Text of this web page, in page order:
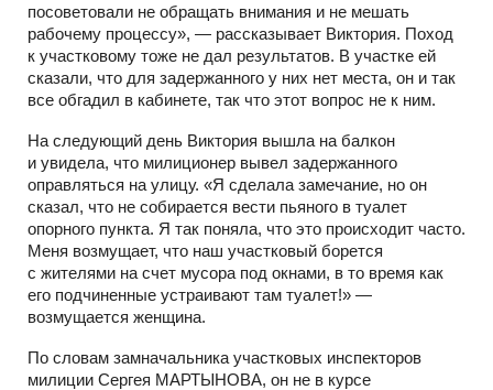
посоветовали не обращать внимания и не мешать
рабочему процессу», — рассказывает Виктория. Поход
к участковому тоже не дал результатов. В участке ей
сказали, что для задержанного у них нет места, он и так
все обгадил в кабинете, так что этот вопрос не к ним.
На следующий день Виктория вышла на балкон
и увидела, что милиционер вывел задержанного
оправляться на улицу. «Я сделала замечание, но он
сказал, что не собирается вести пьяного в туалет
опорного пункта. Я так поняла, что это происходит часто.
Меня возмущает, что наш участковый борется
с жителями на счет мусора под окнами, в то время как
его подчиненные устраивают там туалет!» —
возмущается женщина.
По словам замначальника участковых инспекторов
милиции Сергея МАРТЫНОВА, он не в курсе